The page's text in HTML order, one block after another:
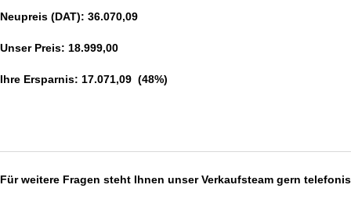
Neupreis (DAT): 36.070,09 
Unser Preis: 18.999,00 
Ihre Ersparnis: 17.071,09  (48%)
Für weitere Fragen steht Ihnen unser Verkaufsteam gern